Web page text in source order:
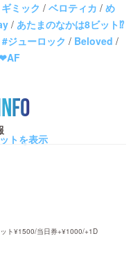
ギミック / ベロティカ / め
/ あたまのなかは8ビット⁉︎
#ジューロック / Beloved /
トを表示
ト¥1500/当日券+¥1000/+1D